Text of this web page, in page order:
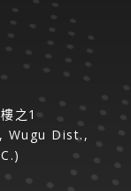
之1
Wugu Dist.,